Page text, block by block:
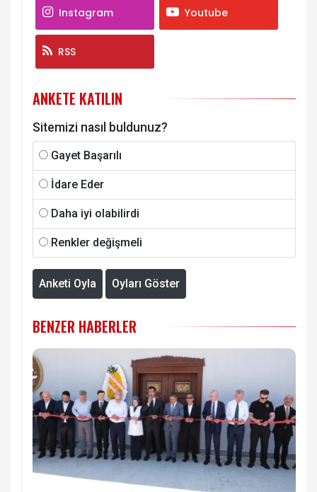
Instagram Youtube
RSS
ANKETE KATILIN
Sitemizi nasıl buldunuz?
Gayet Başarılı
İdare Eder
Daha iyi olabilirdi
Renkler değişmeli
Anketi Oyla Oyları Göster
BENZER HABERLER